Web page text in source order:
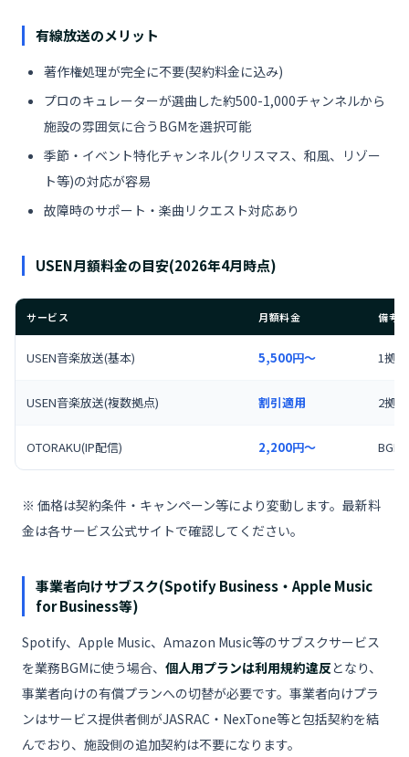
有線放送のメリット
著作権処理が完全に不要(契約料金に込み)
プロのキュレーターが選曲した約500-1,000チャンネルから
施設の雰囲気に合うBGMを選択可能
季節・イベント特化チャンネル(クリスマス、和風、リゾー
ト等)の対応が容易
故障時のサポート・楽曲リクエスト対応あり
USEN月額料金の目安(2026年4月時点)
サービス 月額料金 備考
USEN音楽放送(基本) 5,500円〜 1拠
USEN音楽放送(複数拠点) 割引適用 2拠
OTORAKU(IP配信) 2,200円〜 BGM
※ 価格は契約条件・キャンペーン等により変動します。最新料
金は各サービス公式サイトで確認してください。
事業者向けサブスク(Spotify Business・Apple Music
for Business等)
Spotify、Apple Music、Amazon Music等のサブスクサービス
を業務BGMに使う場合、 個人用プランは利用規約違反となり、
事業者向けの有償プランへの切替が必要です。事業者向けプラ
ンはサービス提供者側がJASRAC・NexTone等と包括契約を結
んでおり、施設側の追加契約は不要になります。